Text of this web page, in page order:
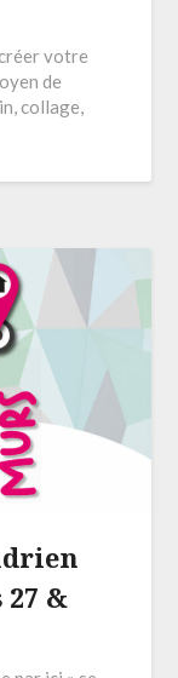
votre
de
collage,
&